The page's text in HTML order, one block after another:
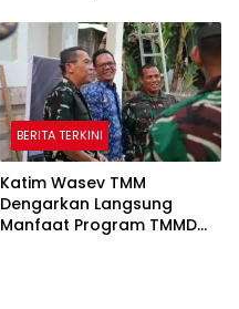
BERITA TERKINI
Katim Wasev TMM
Dengarkan Langsung
Manfaat Program TMMD